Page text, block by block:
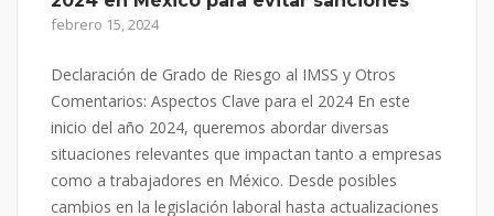
febrero 15, 2024
Declaración de Grado de Riesgo al IMSS y Otros
Comentarios: Aspectos Clave para el 2024 En este
inicio del año 2024, queremos abordar diversas
situaciones relevantes que impactan tanto a empresas
como a trabajadores en México. Desde posibles
cambios en la legislación laboral hasta actualizaciones